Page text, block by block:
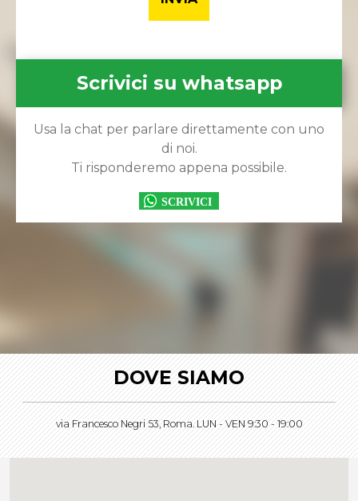
Scrivici su whatsapp
Usa la chat per parlare direttamente con uno
di noi.
Ti risponderemo appena possibile.
DOVE SIAMO
via Francesco Negri 53, Roma. LUN - VEN 9:30 - 19:00